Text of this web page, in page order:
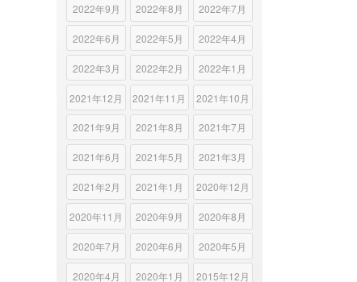
2022年9月 2022年8月 2022年7月
2022年6月 2022年5月 2022年4月
2022年3月 2022年2月 2022年1月
2021年12月 2021年11月 2021年10月
2021年9月 2021年8月 2021年7月
2021年6月 2021年5月 2021年3月
2021年2月 2021年1月 2020年12月
2020年11月 2020年9月 2020年8月
2020年7月 2020年6月 2020年5月
2020年4月 2020年1月 2015年12月